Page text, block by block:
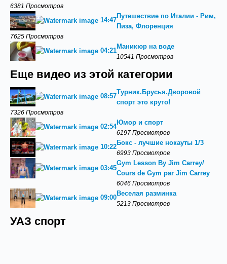
6381 Просмотров
14:47
Путешествие по Италии - Рим,
Пиза, Флоренция
7625 Просмотров
04:21
Маникюр на воде
10541 Просмотров
Еще видео из этой категории
08:57
Турник.Брусья.Дворовой
спорт это круто!
7326 Просмотров
02:54
Юмор и спорт
6197 Просмотров
10:22
Бокс - лучшие нокауты 1/3
6993 Просмотров
03:45
Gym Lesson By Jim Carrey/
Cours de Gym par Jim Carrey
6046 Просмотров
09:00
Веселая разминка
5213 Просмотров
УАЗ спорт